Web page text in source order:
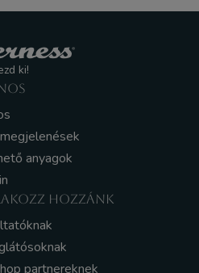
ki!
anyagok
HOZZÁNK
partnereknek